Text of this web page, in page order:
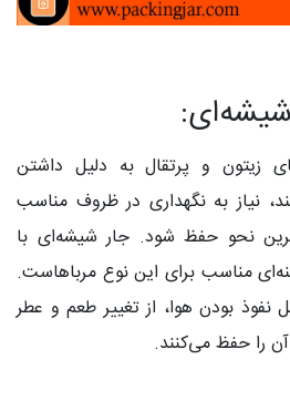
زیتون و پرتقال به دلیل داشتن
نیاز به نگهداری در ظروف مناسب
نحو حفظ شود. جار شیشه‌ای با
مناسب برای این نوع مرباهاست.
نفوذ بودن هوا، از تغییر طعم و عطر
آن را حفظ می‌کنند.